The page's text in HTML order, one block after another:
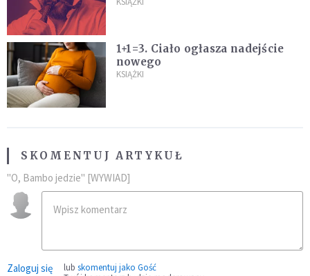
1+1=3. Ciało ogłasza nadejście
nowego
KSIĄŻKI
SKOMENTUJ ARTYKUŁ
"O, Bambo jedzie" [WYWIAD]
Zaloguj się lub skomentuj jako Gość